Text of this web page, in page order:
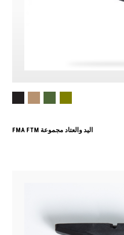
FMA FTM اليد والعتاد مجموعة